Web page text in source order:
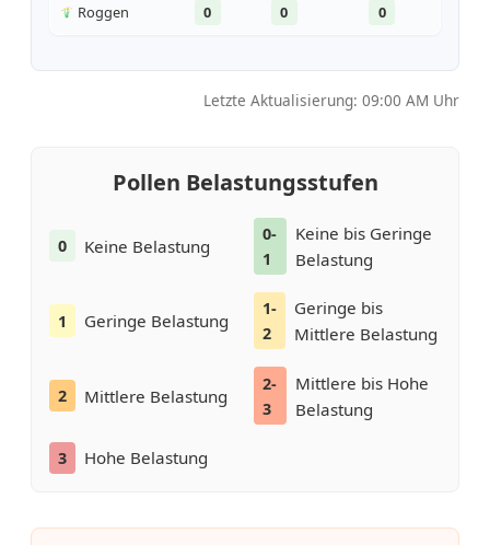
Roggen 0 0 0
Letzte Aktualisierung: 09:00 AM Uhr
Pollen Belastungsstufen
0 Keine Belastung
0-
1
Keine bis Geringe
Belastung
1 Geringe Belastung
1-
2
Geringe bis
Mittlere Belastung
2 Mittlere Belastung
2-
3
Mittlere bis Hohe
Belastung
3 Hohe Belastung